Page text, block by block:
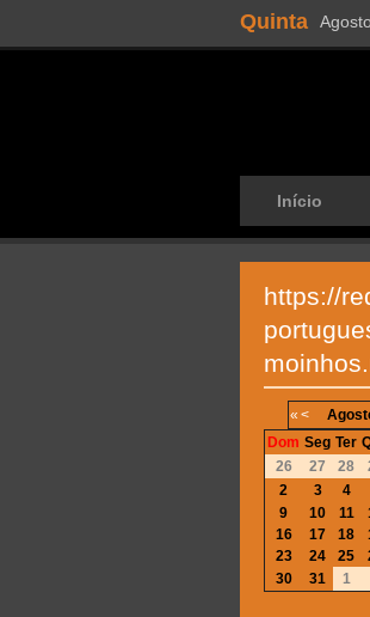
Quinta
Início
https://
« <
Dom Seg Ter
26
27 28
2
3 4
9
10 11
16
17 18
23
24 25
30
31 1